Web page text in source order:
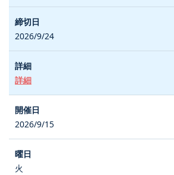
2026/9/24
詳細
2026/9/15
火